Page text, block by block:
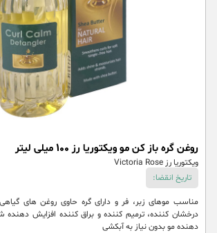
روغن گره باز کن مو ویکتوریا رز 100 میلی لیتر
ویکتوریا رز Victoria Rose
تاریخ انقضا:
مناسب موهای زبر، فر و دارای گره حاوی روغن های
درخشان کننده، ترمیم کننده و براق کننده افزایش دهنده
دهنده مو بدون نیاز به آبکشی